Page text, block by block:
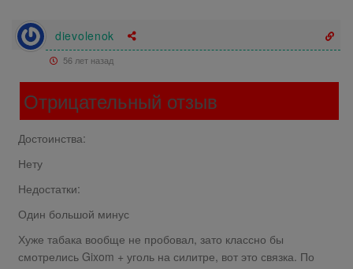
dievolenok
56 лет назад
Отрицательный отзыв
Достоинства:
Нету
Недостатки:
Один большой минус
Хуже табака вообще не пробовал, зато классно бы
смотрелись Gixom + уголь на силитре, вот это связка. По